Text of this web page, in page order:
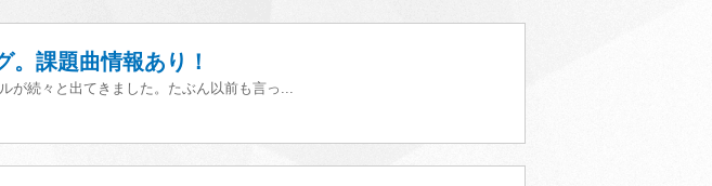
課題曲情報あり！
が続々と出てきました。たぶん以前も言っ...